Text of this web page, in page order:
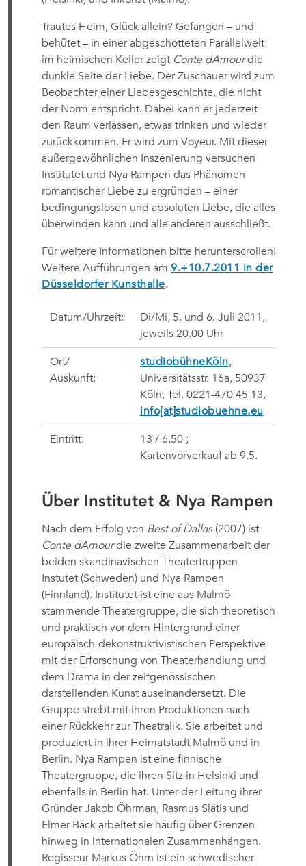
Trautes Heim, Glück allein? Gefangen – und
behütet – in einer abgeschotteten Parallelwelt
im heimischen Keller zeigt Conte dAmourdie
dunkle Seite der Liebe. Der Zuschauer wird zum
Beobachter einer Liebesgeschichte, die nicht
der Norm entspricht. Dabei kann er jederzeit
den Raum verlassen, etwas trinken und wieder
zurückkommen. Er wird zum Voyeur. Mit dieser
außergewöhnlichen Inszenierung versuchen
Institutet und Nya Rampen das Phänomen
romantischer Liebe zu ergründen – einer
bedingungslosen und absoluten Liebe, die alles
überwinden kann und alle anderen ausschließt.
Für weitere Informationen bitte herunterscrollen!
Weitere Aufführungen am 9.+10.7.2011 in der
Düsseldorfer Kunsthalle.
Datum/Uhrzeit: Di/Mi, 5. und 6. Juli 2011 ,
jeweils 20.00 Uhr
Ort/
Auskunft:
studiobühneKöln,
Universitätsstr. 16a, 50937
Köln, Tel. 0221-470 45 13,
info[at]studiobuehne.eu
Eintritt:
13 / 6,50 ;
Kartenvorverkauf ab 9.5.
Über Institutet & Nya Rampen
Nach dem Erfolg von Best of Dallas (2007) ist
Conte dAmourdie zweite Zusammenarbeit der
beiden skandinavischen Theatertruppen
Instutet (Schweden) und Nya Rampen
(Finnland). Institutet ist eine aus Malmö
stammende Theatergruppe, die sich theoretisch
und praktisch vor dem Hintergrund einer
europäisch-dekonstruktivistischen Perspektive
mit der Erforschung von Theaterhandlung und
dem Drama in der zeitgenössischen
darstellenden Kunst auseinandersetzt. Die
Gruppe strebt mit ihren Produktionen nach
einer Rückkehr zur Theatralik. Sie arbeitet und
produziert in ihrer Heimatstadt Malmö und in
Berlin. Nya Rampen ist eine finnische
Theatergruppe, die ihren Sitz in Helsinki und
ebenfalls in Berlin hat. Unter der Leitung ihrer
Gründer Jakob Öhrman, Rasmus Slätis und
Elmer Bäck arbeitet sie häufig über Grenzen
hinweg in internationalen Zusammenhängen.
Regisseur Markus Öhrn ist ein schwedischer